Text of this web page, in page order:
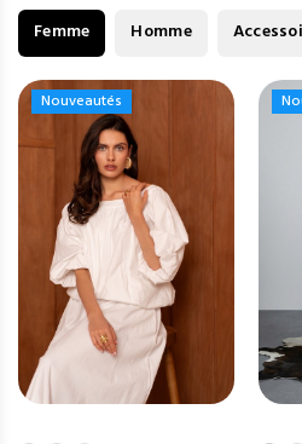
Femme Homme
Nouveautés
Nouveautés